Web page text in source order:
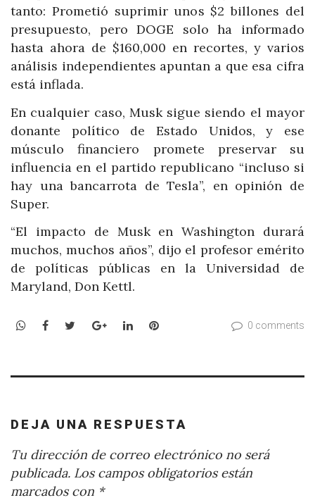
tanto: Prometió suprimir unos $2 billones del
presupuesto, pero DOGE solo ha informado
hasta ahora de $160,000 en recortes, y varios
análisis independientes apuntan a que esa cifra
está inflada.
En cualquier caso, Musk sigue siendo el mayor
donante político de Estado Unidos, y ese
músculo financiero promete preservar su
influencia en el partido republicano “incluso si
hay una bancarrota de Tesla”, en opinión de
Super.
“El impacto de Musk en Washington durará
muchos, muchos años”, dijo el profesor emérito
de políticas públicas en la Universidad de
Maryland, Don Kettl.
WhatsApp
Facebook
TwitterGoogle+LinkedInPinterest 0 comments
DEJA UNA RESPUESTA
Tu dirección de correo electrónico no será
publicada. Los campos obligatorios están
marcados con *